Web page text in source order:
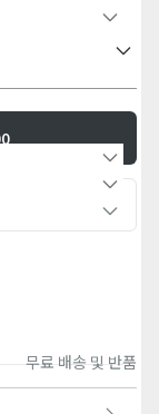
무료 배송 및 반품